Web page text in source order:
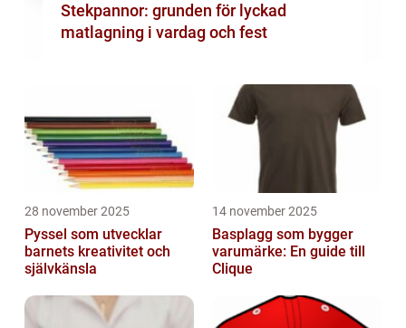
Stekpannor: grunden för lyckad
matlagning i vardag och fest
28 november 2025
Pyssel som utvecklar
barnets kreativitet och
självkänsla
14 november 2025
Basplagg som bygger
varumärke: En guide till
Clique